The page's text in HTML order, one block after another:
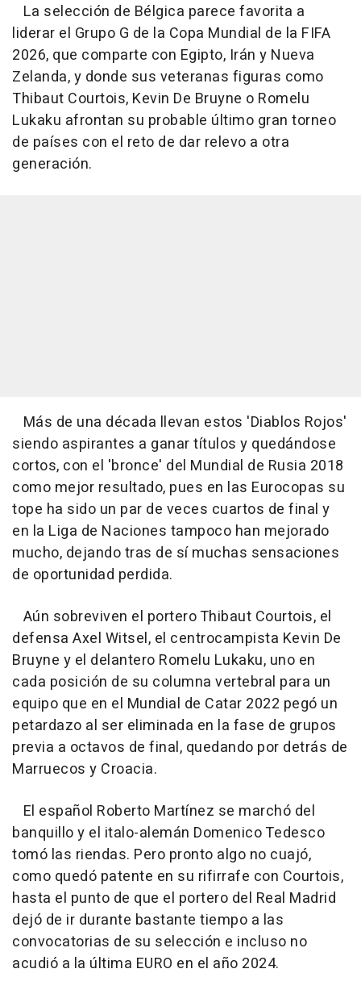
La selección de Bélgica parece favorita a
liderar el Grupo G de la Copa Mundial de la FIFA
2026, que comparte con Egipto, Irán y Nueva
Zelanda, y donde sus veteranas figuras como
Thibaut Courtois, Kevin De Bruyne o Romelu
Lukaku afrontan su probable último gran torneo
de países con el reto de dar relevo a otra
generación.
Más de una década llevan estos 'Diablos Rojos'
siendo aspirantes a ganar títulos y quedándose
cortos, con el 'bronce' del Mundial de Rusia 2018
como mejor resultado, pues en las Eurocopas su
tope ha sido un par de veces cuartos de final y
en la Liga de Naciones tampoco han mejorado
mucho, dejando tras de sí muchas sensaciones
de oportunidad perdida.
Aún sobreviven el portero Thibaut Courtois, el
defensa Axel Witsel, el centrocampista Kevin De
Bruyne y el delantero Romelu Lukaku, uno en
cada posición de su columna vertebral para un
equipo que en el Mundial de Catar 2022 pegó un
petardazo al ser eliminada en la fase de grupos
previa a octavos de final, quedando por detrás de
Marruecos y Croacia.
El español Roberto Martínez se marchó del
banquillo y el italo-alemán Domenico Tedesco
tomó las riendas. Pero pronto algo no cuajó,
como quedó patente en su rifirrafe con Courtois,
hasta el punto de que el portero del Real Madrid
dejó de ir durante bastante tiempo a las
convocatorias de su selección e incluso no
acudió a la última EURO en el año 2024.